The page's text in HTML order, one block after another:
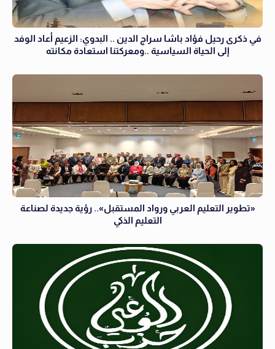
في ذكرى رحيل فؤاد باشا سراج الدين .. البدوي: الزعيم أعاد الوفد
إلى الحياة السياسية ..ومعركتنا استعادة مكانته
«تطوير التعليم العربي ورواد المستقبل».. رؤية جديدة لصناعة
التعليم الذكي